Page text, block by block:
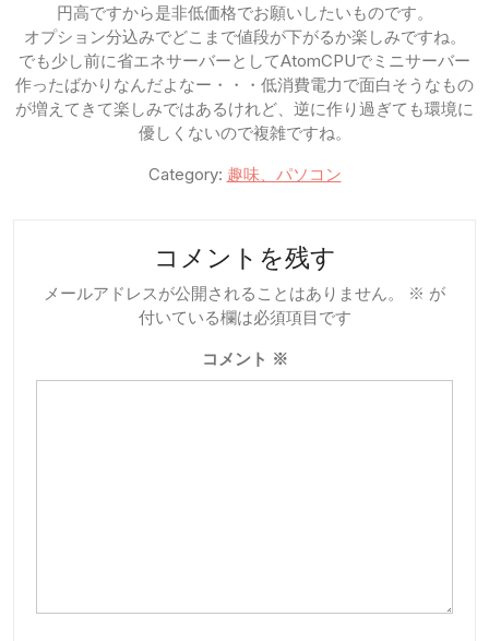
円高ですから是非低価格でお願いしたいものです。
オプション分込みでどこまで値段が下がるか楽しみですね。
でも少し前に省エネサーバーとしてAtomCPUでミニサーバー
作ったばかりなんだよなー・・・低消費電力で面白そうなもの
が増えてきて楽しみではあるけれど、逆に作り過ぎても環境に
優しくないので複雑ですね。
Category: 趣味、パソコン
コメントを残す
メールアドレスが公開されることはありません。 ※ が
付いている欄は必須項目です
コメント ※